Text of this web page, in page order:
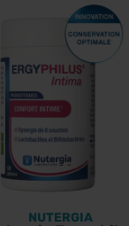
NUTERGIA